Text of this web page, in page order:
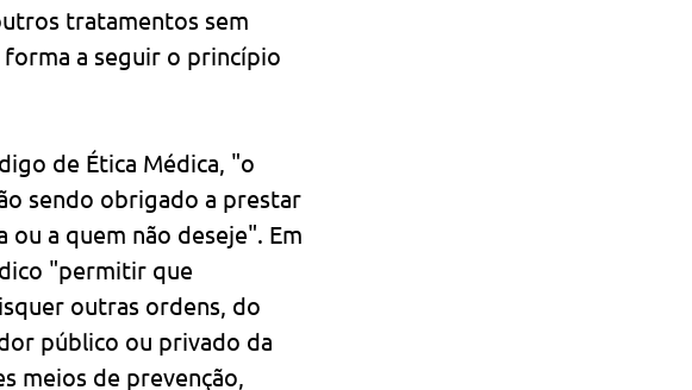
tratamentos sem
a seguir o princípio
de Ética Médica, "o
sendo obrigado a prestar
a quem não deseje". Em
"permitir que
outras ordens, do
público ou privado da
meios de prevenção,